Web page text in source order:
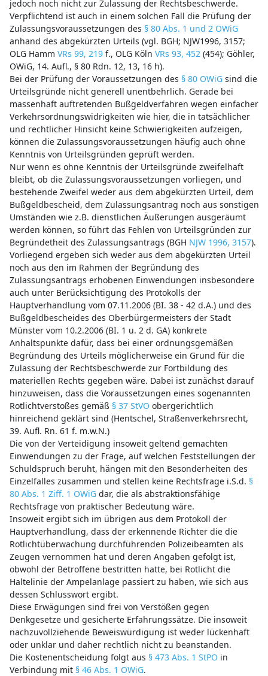
jedoch noch nicht zur Zulassung der Rechtsbeschwerde.
Verpflichtend ist auch in einem solchen Fall die Prüfung der
Zulassungsvoraussetzungen des § 80 Abs. 1 und 2 OWiG
anhand des abgekürzten Urteils (vgl. BGH; NJW1996, 3157;
OLG Hamm VRs 99, 219f., OLG Köln VRs 93, 452 (454); Göhler,
OWiG, 14. Aufl., § 80 Rdn. 12, 13, 16 h).
Bei der Prüfung der Voraussetzungen des § 80 OWiGsind die
Urteilsgründe nicht generell unentbehrlich. Gerade bei
massenhaft auftretenden Bußgeldverfahren wegen einfacher
Verkehrsordnungswidrigkeiten wie hier, die in tatsächlicher
und rechtlicher Hinsicht keine Schwierigkeiten aufzeigen,
können die Zulassungsvoraussetzungen häufig auch ohne
Kenntnis von Urteilsgründen geprüft werden.
Nur wenn es ohne Kenntnis der Urteilsgründe zweifelhaft
bleibt, ob die Zulassungsvoraussetzungen vorliegen, und
bestehende Zweifel weder aus dem abgekürzten Urteil, dem
Bußgeldbescheid, dem Zulassungsantrag noch aus sonstigen
Umständen wie z.B. dienstlichen Äußerungen ausgeräumt
werden können, so führt das Fehlen von Urteilsgründen zur
Begründetheit des Zulassungsantrags (BGH NJW 1996, 3157).
Vorliegend ergeben sich weder aus dem abgekürzten Urteil
noch aus den im Rahmen der Begründung des
Zulassungsantrags erhobenen Einwendungen insbesondere
auch unter Berücksichtigung des Protokolls der
Hauptverhandlung vom 07.11.2006 (BI. 38 - 42 d.A.) und des
Bußgeldbescheides des Oberbürgermeisters der Stadt
Münster vom 10.2.2006 (BI. 1 u. 2 d. GA) konkrete
Anhaltspunkte dafür, dass bei einer ordnungsgemäßen
Begründung des Urteils möglicherweise ein Grund für die
Zulassung der Rechtsbeschwerde zur Fortbildung des
materiellen Rechts gegeben wäre. Dabei ist zunächst darauf
hinzuweisen, dass die Voraussetzungen eines sogenannten
Rotlichtverstoßes gemäß § 37 StVO obergerichtlich
hinreichend geklärt sind (Hentschel, Straßenverkehrsrecht,
39. Aufl. Rn. 61 f. m.w.N.)
Die von der Verteidigung insoweit geltend gemachten
Einwendungen zu der Frage, auf welchen Feststellungen der
Schuldspruch beruht, hängen mit den Besonderheiten des
Einzelfalles zusammen und stellen keine Rechtsfrage i.S.d. §
80 Abs. 1 Ziff. 1 OWiGdar, die als abstraktionsfähige
Rechtsfrage von praktischer Bedeutung wäre.
Insoweit ergibt sich im übrigen aus dem Protokoll der
Hauptverhandlung, dass der erkennende Richter die die
Rotlichtüberwachung durchführenden Polizeibeamten als
Zeugen vernommen hat und deren Angaben gefolgt ist,
obwohl der Betroffene bestritten hatte, bei Rotlicht die
Haltelinie der Ampelanlage passiert zu haben, wie sich aus
dessen Schlusswort ergibt.
Diese Erwägungen sind frei von Verstößen gegen
Denkgesetze und gesicherte Erfahrungssätze. Die insoweit
nachzuvollziehende Beweiswürdigung ist weder lückenhaft
oder unklar und daher rechtlich nicht zu beanstanden.
Die Kostenentscheidung folgt aus § 473 Abs. 1 StPO in
Verbindung mit § 46 Abs. 1 OWiG.